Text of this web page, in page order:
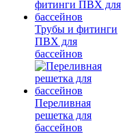
Трубы и фитинги
ПВХ для
бассейнов
Переливная
решетка для
бассейнов